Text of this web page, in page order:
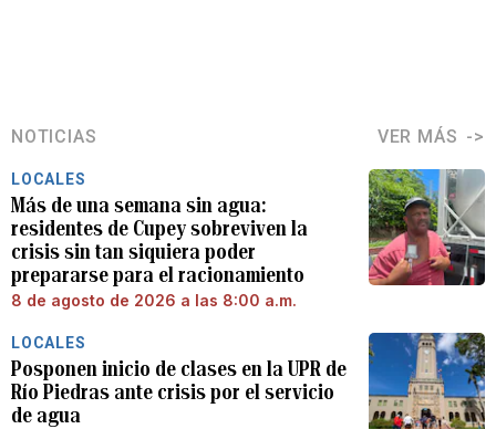
NOTICIAS VER MÁS
LOCALES
Más de una semana sin agua:
residentes de Cupey sobreviven la
crisis sin tan siquiera poder
prepararse para el racionamiento
8 de agosto de 2026 a las 8:00 a.m.
LOCALES
Posponen inicio de clases en la UPR de
Río Piedras ante crisis por el servicio
de agua